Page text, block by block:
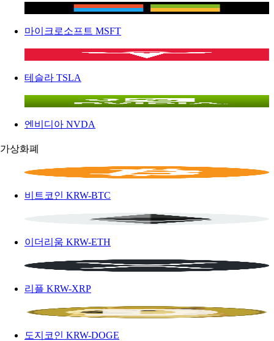
마이크로소프트 MSFT
테슬라 TSLA
엔비디아 NVDA
가상화폐
비트코인 KRW-BTC
이더리움 KRW-ETH
리플 KRW-XRP
도지코인 KRW-DOGE